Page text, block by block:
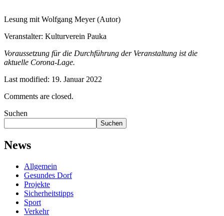
Lesung mit Wolfgang Meyer (Autor)
Veranstalter: Kulturverein Pauka
Voraussetzung für die Durchführung der Veranstaltung ist die
aktuelle Corona-Lage.
Last modified: 19. Januar 2022
Comments are closed.
Suchen
Suchen
News
Allgemein
Gesundes Dorf
Projekte
Sicherheitstipps
Sport
Verkehr